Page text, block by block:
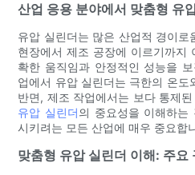
산업 응용 분야에서 맞춤형 유
유압 실린더는 많은 산업적 경이로
현장에서 제조 공장에 이르기까지
확한 움직임과 안정적인 성능을
업에서 유압 실린더는 극한의 온
반면, 제조 작업에서는 보다 통제
유압 실린더의 중요성을 이해하는
시키려는 모든 산업에 매우 중요합
맞춤형 유압 실린더 이해: 주요